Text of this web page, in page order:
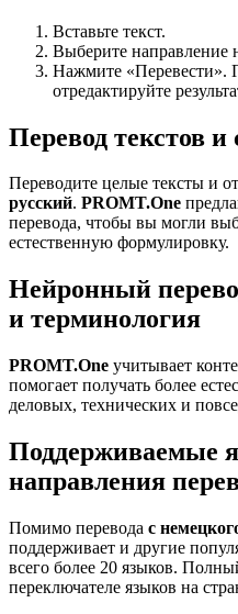
Вставьте текст.
Выберите
Нажмите «Перевести».
отредактируйте
Перевод текстов и
Переводите целые тексты и
русский. PROMT.One
перевода, чтобы вы могли
естественную формулировку.
Нейронный
и терминология
PROMT.One учитывает
помогает получать более
деловых, технических и
Поддерживаемые
направления
Помимо перевода с
поддерживает и другие
всего более 20 языков.
переключателе языков на